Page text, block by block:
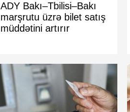
ADY Bakı–Tbilisi–Bakı
marşrutu üzrə bilet satış
müddətini artırır